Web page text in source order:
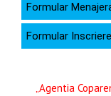
Formular
Formular
„Agentia